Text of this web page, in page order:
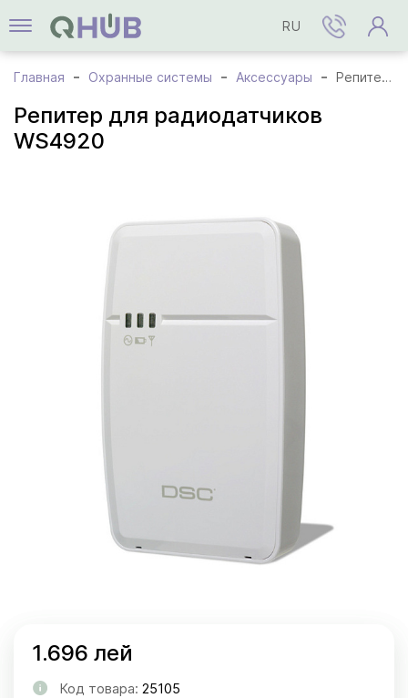
RU
Главная Охранные системы Аксессуары Репитер для радиодатчиков WS4920
Репитер для радиодатчиков
WS4920
1.696 лей
Код товара: 25105